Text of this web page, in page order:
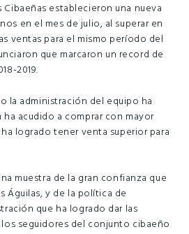
Cibaeñas establecieron una nueva
en el mes de julio, al superar en
ventas para el mismo período del
que marcaron un record de
2019.
la administración del equipo ha
acudido a comprar con mayor
logrado tener venta superior para
muestra de la gran confianza que
Águilas, y de la política de
que ha logrado dar las
seguidores del conjunto cibaeño